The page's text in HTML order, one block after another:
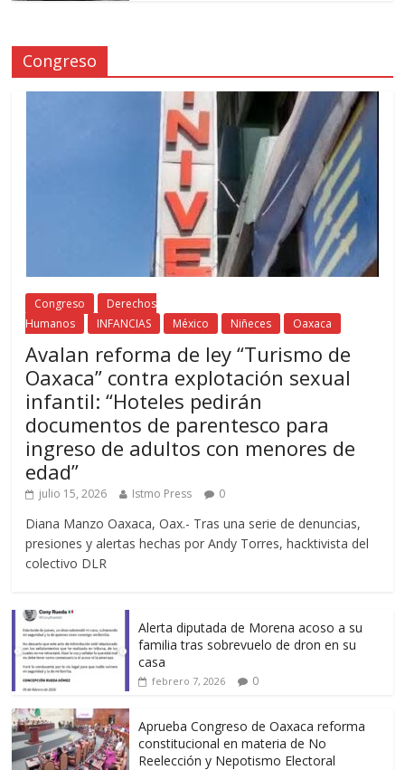
Congreso
Congreso
Derechos
Humanos
INFANCIAS México Niñeces Oaxaca
Avalan reforma de ley “Turismo de
Oaxaca” contra explotación sexual
infantil: “Hoteles pedirán
documentos de parentesco para
ingreso de adultos con menores de
edad”
julio 15, 2026 Istmo Press 0
Diana Manzo Oaxaca, Oax.- Tras una serie de denuncias,
presiones y alertas hechas por Andy Torres, hacktivista del
colectivo DLR
Alerta diputada de Morena acoso a su
familia tras sobrevuelo de dron en su
casa
febrero 7, 2026 0
Aprueba Congreso de Oaxaca reforma
constitucional en materia de No
Reelección y Nepotismo Electoral